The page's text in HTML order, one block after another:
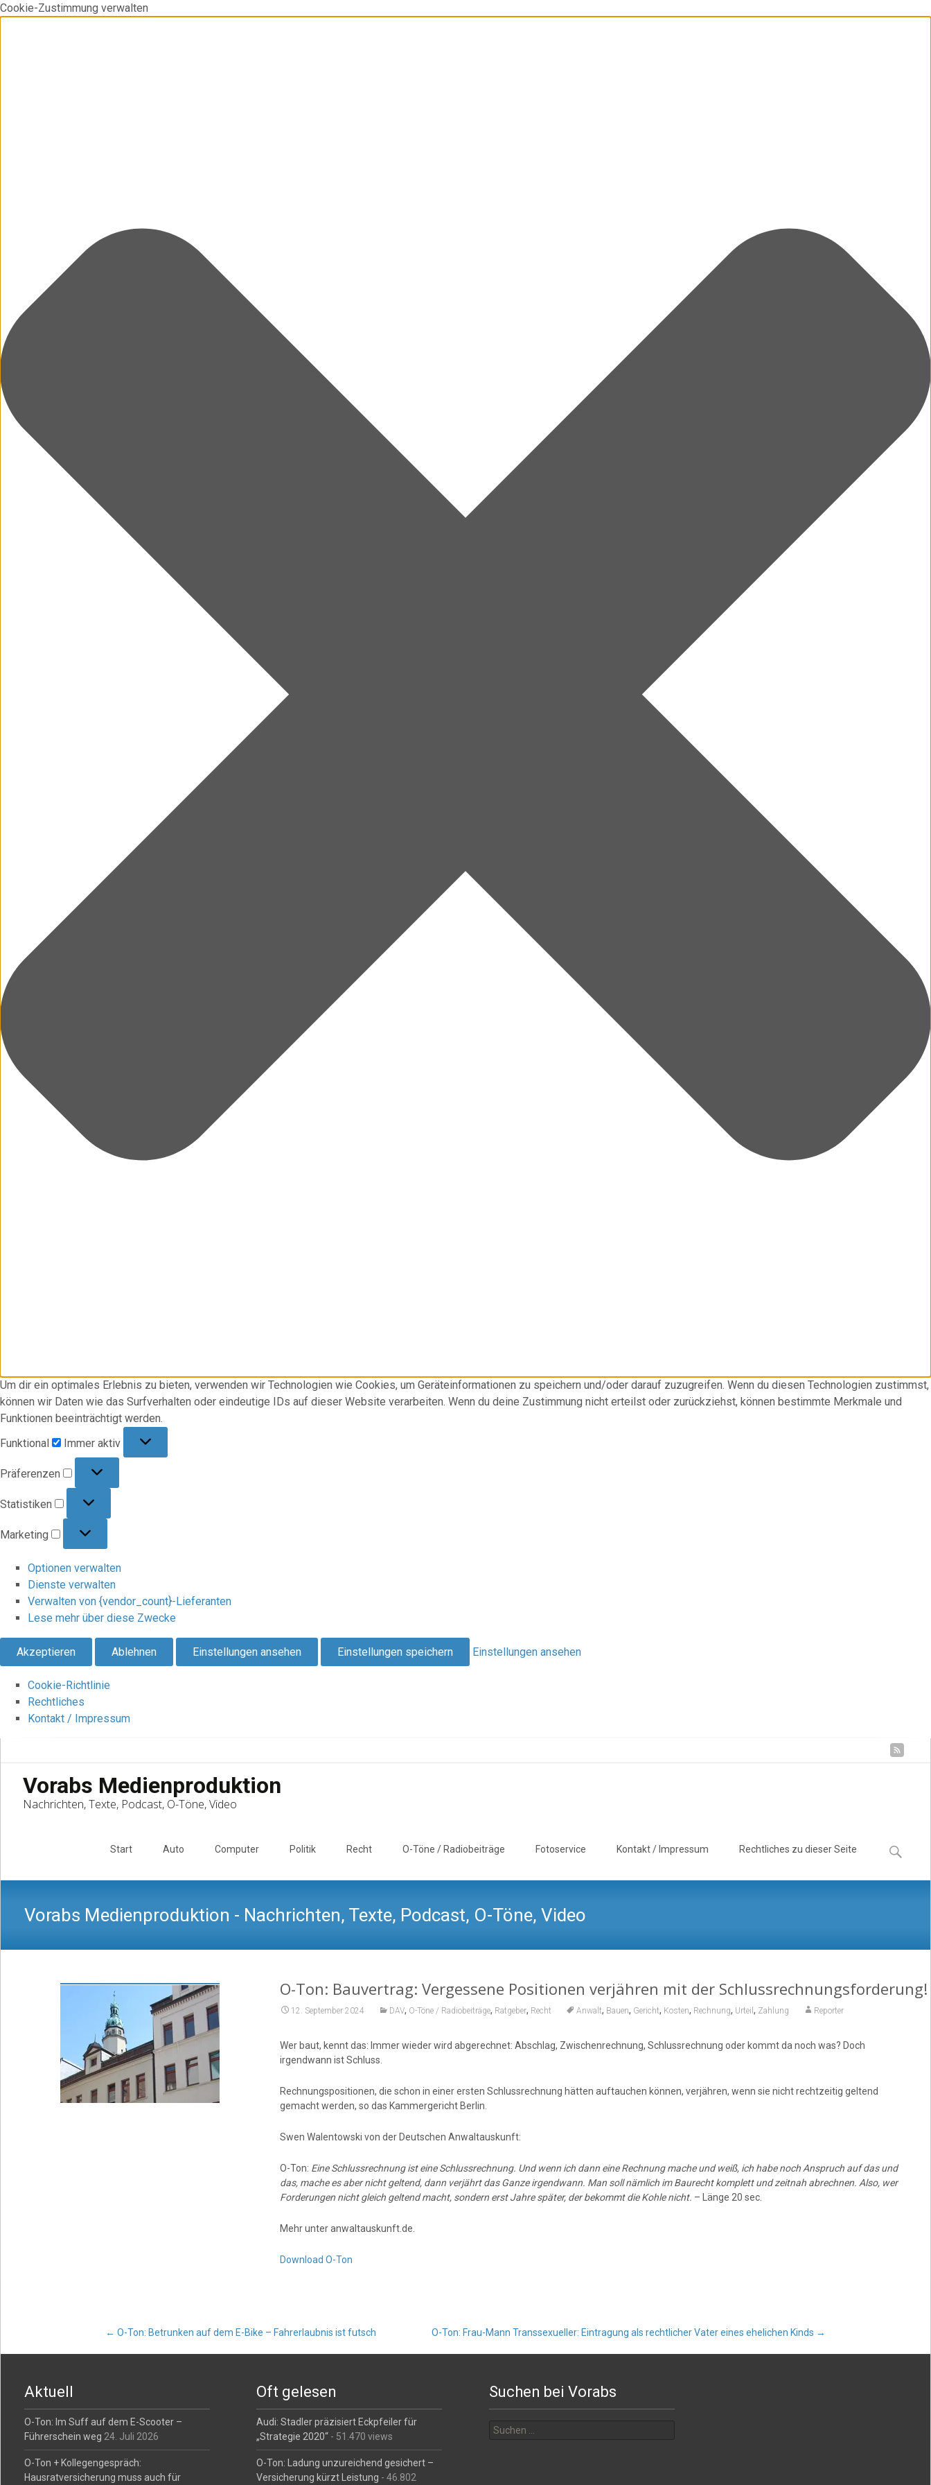
Cookie-Zustimmung verwalten
Um dir ein optimales Erlebnis zu bieten, verwenden wir Technologien wie Cookies, um Geräteinformationen zu speichern und/oder darauf zuzugreifen. Wenn du diesen Technologien zustimmst,
können wir Daten wie das Surfverhalten oder eindeutige IDs auf dieser Website verarbeiten. Wenn du deine Zustimmung nicht erteilst oder zurückziehst, können bestimmte Merkmale und
Funktionen beeinträchtigt werden.
Funktional
Immer aktiv
Präferenzen
Statistiken
Marketing
Optionen verwalten
Dienste verwalten
Verwalten von {vendor_count}-Lieferanten
Lese mehr über diese Zwecke
Akzeptieren Ablehnen Einstellungen ansehen Einstellungen speichern Einstellungen ansehen
Cookie-Richtlinie
Rechtliches
Kontakt / Impressum
Vorabs Medienproduktion
Nachrichten, Texte, Podcast, O-Töne, Video
Start Auto Computer Politik Recht O-Töne / Radiobeiträge Fotoservice Kontakt / Impressum Rechtliches zu dieser Seite
Suchen
nach:
Vorabs Medienproduktion - Nachrichten, Texte, Podcast, O-Töne, Video
O-Ton: Bauvertrag: Vergessene Positionen verjähren mit der Schlussrechnungsforderung!
12. September 2024 DAV, O-Töne / Radiobeiträge, Ratgeber, Recht Anwalt, Bauen, Gericht, Kosten, Rechnung, Urteil , Zahlung Reporter
Wer baut, kennt das: Immer wieder wird abgerechnet: Abschlag, Zwischenrechnung, Schlussrechnung oder kommt da noch was? Doch
irgendwann ist Schluss.
Rechnungspositionen, die schon in einer ersten Schlussrechnung hätten auftauchen können, verjähren, wenn sie nicht rechtzeitig geltend
gemacht werden, so das Kammergericht Berlin.
Swen Walentowski von der Deutschen Anwaltauskunft:
O-Ton: Eine Schlussrechnung ist eine Schlussrechnung. Und wenn ich dann eine Rechnung mache und weiß, ich habe noch Anspruch auf das und
das, mache es aber nicht geltend, dann verjährt das Ganze irgendwann. Man soll nämlich im Baurecht komplett und zeitnah abrechnen. Also, wer
Forderungen nicht gleich geltend macht, sondern erst Jahre später, der bekommt die Kohle nicht. – Länge 20 sec.
Mehr unter anwaltauskunft.de.
Download O-Ton
Post
navigation
← O-Ton: Betrunken auf dem E-Bike – Fahrerlaubnis ist futsch O-Ton: Frau-Mann Transsexueller: Eintragung als rechtlicher Vater eines ehelichen Kinds →
Aktuell
O-Ton: Im Suff auf dem E-Scooter –
Führerschein weg 24. Juli 2026
O-Ton + Kollegengespräch:
Hausratversicherung muss auch für
Oft gelesen
Audi: Stadler präzisiert Eckpfeiler für
„Strategie 2020“ - 51.470 views
O-Ton: Ladung unzureichend gesichert –
Versicherung kürzt Leistung - 46.802
Suchen bei Vorabs
nach: